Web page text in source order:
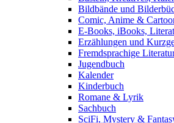
Bildbände und
Comic, Anime &
E-Books, iBooks,
Erzählungen und
Fremdsprachige
Jugendbuch
Kalender
Kinderbuch
Romane & Lyrik
Sachbuch
SciFi, Mystery &